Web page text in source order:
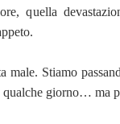
quella
male. Stiamo
giorno… ma